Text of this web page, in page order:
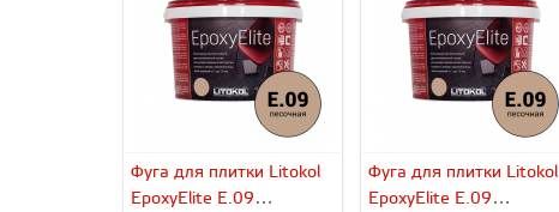
Фуга для плитки Litokol
EpoxyElite E.09
Фуга для плитки Litokol
EpoxyElite E.09